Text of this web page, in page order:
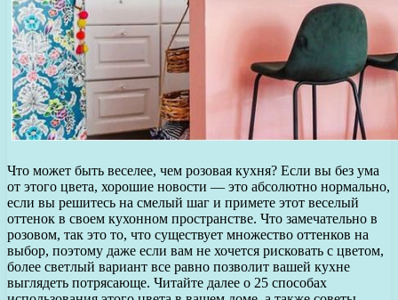
Что может быть веселее, чем розовая кухня? Если вы без ума
от этого цвета, хорошие новости — это абсолютно нормально,
если вы решитесь на смелый шаг и примете этот веселый
оттенок в своем кухонном пространстве. Что замечательно в
розовом, так это то, что существует множество оттенков на
выбор, поэтому даже если вам не хочется рисковать с цветом,
более светлый вариант все равно позволит вашей кухне
выглядеть потрясающе. Читайте далее о 25 способах